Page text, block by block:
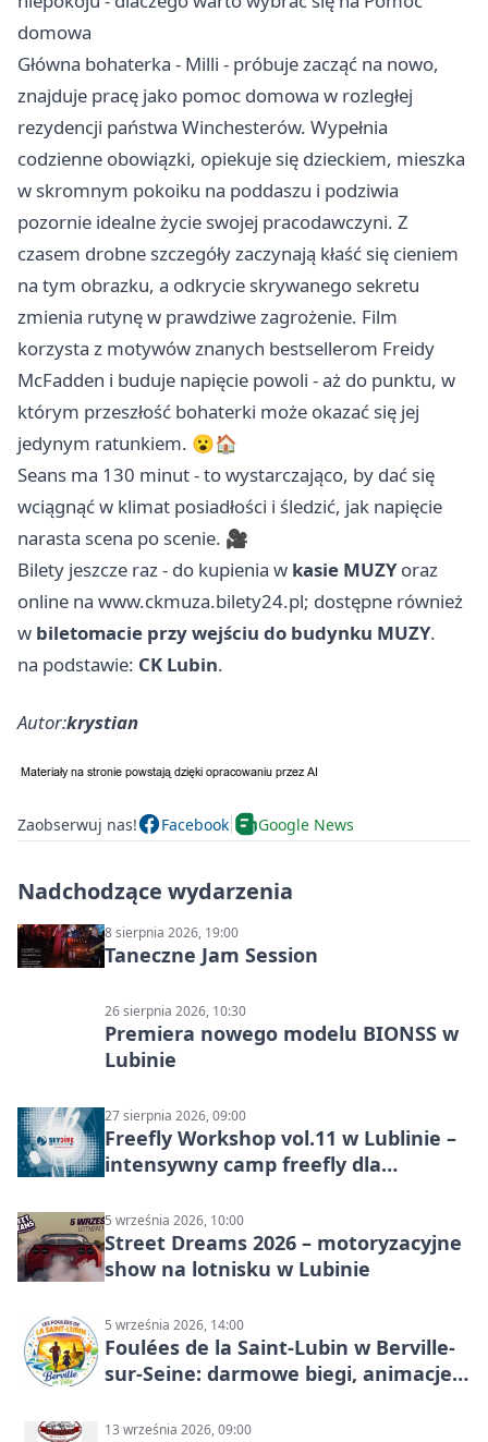
domowa
Główna bohaterka - Milli - próbuje zacząć na nowo,
znajduje pracę jako pomoc domowa w rozległej
rezydencji państwa Winchesterów. Wypełnia
codzienne obowiązki, opiekuje się dzieckiem, mieszka
w skromnym pokoiku na poddaszu i podziwia
pozornie idealne życie swojej pracodawczyni. Z
czasem drobne szczegóły zaczynają kłaść się cieniem
na tym obrazku, a odkrycie skrywanego sekretu
zmienia rutynę w prawdziwe zagrożenie. Film
korzysta z motywów znanych bestsellerom Freidy
McFadden i buduje napięcie powoli - aż do punktu, w
którym przeszłość bohaterki może okazać się jej
jedynym ratunkiem. 😮🏠
Seans ma 130 minut - to wystarczająco, by dać się
wciągnąć w klimat posiadłości i śledzić, jak napięcie
narasta scena po scenie. 🎥
Bilety jeszcze raz - do kupienia w kasie MUZYoraz
online na www.ckmuza.bilety24.pl; dostępne również
w biletomacie przy wejściu do budynku MUZY.
na podstawie: CK Lubin.
Autor:krystian
Zaobserwuj nas! Facebook Google News
Nadchodzące wydarzenia
8 sierpnia 2026, 19:00
Taneczne Jam Session
26 sierpnia 2026, 10:30
Premiera nowego modelu BIONSS w
Lubinie
27 sierpnia 2026, 09:00
Freefly Workshop vol.11 w Lublinie –
intensywny camp freefly dla
5 września 2026, 10:00
Street Dreams 2026 – motoryzacyjne
show na lotnisku w Lubinie
5 września 2026, 14:00
Foulées de la Saint-Lubin w Berville-
sur-Seine: darmowe biegi, animacje i
13 września 2026, 09:00